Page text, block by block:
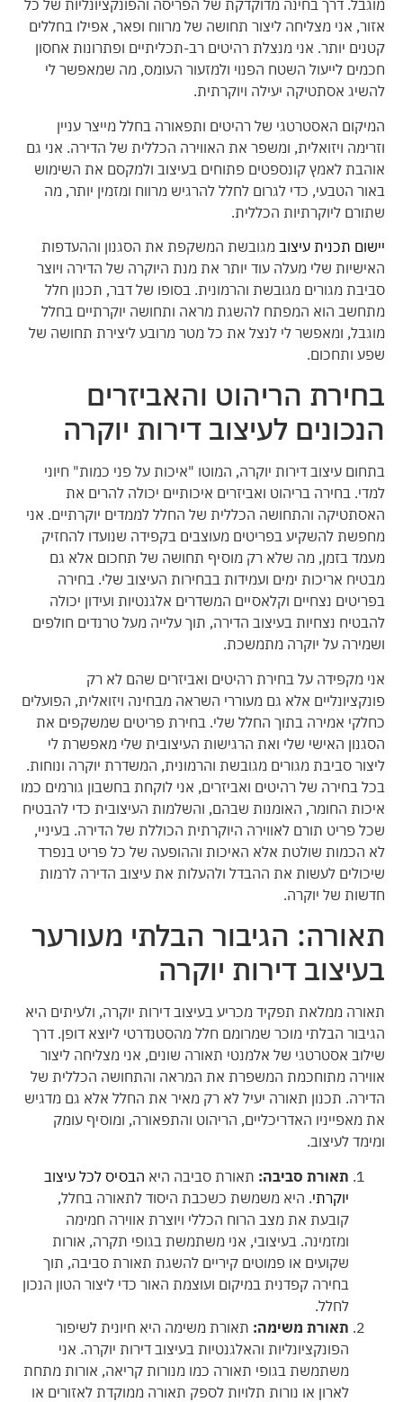
מוגבל. דרך בחינה מדוקדקת של הפריסה והפונקציונליות של כל
אזור, אני מצליחה ליצור תחושה של מרווח ופאר, אפילו בחללים
קטנים יותר. אני מנצלת רהיטים רב-תכליתיים ופתרונות אחסון
חכמים לייעול השטח הפנוי ולמזעור העומס, מה שמאפשר לי
להשיג אסתטיקה יעילה ויוקרתית.
המיקום האסטרטגי של רהיטים ותפאורה בחלל מייצר עניין
וזרימה ויזואלית, ומשפר את האווירה הכללית של הדירה. אני גם
אוהבת לאמץ קונספטים פתוחים בעיצוב ולמקסם את השימוש
באור הטבעי, כדי לגרום לחלל להרגיש מרווח ומזמין יותר, מה
שתורם ליוקרתיות הכללית.
יישום תכנית עיצוב מגובשת המשקפת את הסגנון וההעדפות
האישיות שלי מעלה עוד יותר את מנת היוקרה של הדירה ויוצר
סביבת מגורים מגובשת והרמונית. בסופו של דבר, תכנון חלל
מתחשב הוא המפתח להשגת מראה ותחושה יוקרתיים בחלל
מוגבל, ומאפשר לי לנצל את כל מטר מרובע ליצירת תחושה של
שפע ותחכום.
בחירת הריהוט והאביזרים
הנכונים לעיצוב דירות יוקרה
בתחום עיצוב דירות יוקרה, המוטו "איכות על פני כמות" חיוני
למדי. בחירה בריהוט ואביזרים איכותיים יכולה להרים את
האסתטיקה והתחושה הכללית של החלל לממדים יוקרתיים. אני
מחפשת להשקיע בפריטים מעוצבים בקפידה שנועדו להחזיק
מעמד בזמן, מה שלא רק מוסיף תחושה של תחכום אלא גם
מבטיח אריכות ימים ועמידות בבחירות העיצוב שלי. בחירה
בפריטים נצחיים וקלאסיים המשדרים אלגנטיות ועידון יכולה
להבטיח נצחיות בעיצוב הדירה, תוך עלייה מעל טרנדים חולפים
ושמירה על יוקרה מתמשכת.
אני מקפידה על בחירת רהיטים ואביזרים שהם לא רק
פונקציונליים אלא גם מעוררי השראה מבחינה ויזואלית, הפועלים
כחלקי אמירה בתוך החלל שלי. בחירת פריטים שמשקפים את
הסגנון האישי שלי ואת הרגישות העיצובית שלי מאפשרת לי
ליצור סביבת מגורים מגובשת והרמונית, המשדרת יוקרה ונוחות.
בכל בחירה של רהיטים ואביזרים, אני לוקחת בחשבון גורמים כמו
איכות החומר, האומנות שבהם, והשלמות העיצובית כדי להבטיח
שכל פריט תורם לאווירה היוקרתית הכוללת של הדירה. בעיניי,
לא הכמות שולטת אלא האיכות וההופעה של כל פריט בנפרד
שיכולים לעשות את ההבדל ולהעלות את עיצוב הדירה לרמות
חדשות של יוקרה.
תאורה: הגיבור הבלתי מעורער
בעיצוב דירות יוקרה
תאורה ממלאת תפקיד מכריע בעיצוב דירות יוקרה, ולעיתים היא
הגיבור הבלתי מוכר שמרומם חלל מהסטנדרטי ליוצא דופן. דרך
שילוב אסטרטגי של אלמנטי תאורה שונים, אני מצליחה ליצור
אווירה מתוחכמת המשפרת את המראה והתחושה הכללית של
הדירה. תכנון תאורה יעיל לא רק מאיר את החלל אלא גם מדגיש
את מאפייניו האדריכליים, הריהוט והתפאורה, ומוסיף עומק
ומימד לעיצוב.
תאורת סביבה: תאורת סביבה היא הבסיס לכל עיצוב
יוקרתי. היא משמשת כשכבת היסוד לתאורה בחלל,
קובעת את מצב הרוח הכללי ויוצרת אווירה חמימה
ומזמינה. בעיצובי, אני משתמשת בגופי תקרה, אורות
שקועים או פמוטים קיריים להשגת תאורת סביבה, תוך
בחירה קפדנית במיקום ועוצמת האור כדי ליצור הטון הנכון
לחלל.
תאורת משימה: תאורת משימה היא חיונית לשיפור
הפונקציונליות והאלגנטיות בעיצוב דירות יוקרה. אני
משתמשת בגופי תאורה כמו מנורות קריאה, אורות מתחת
לארון או נורות תלויות לספק תאורה ממוקדת לאזורים או